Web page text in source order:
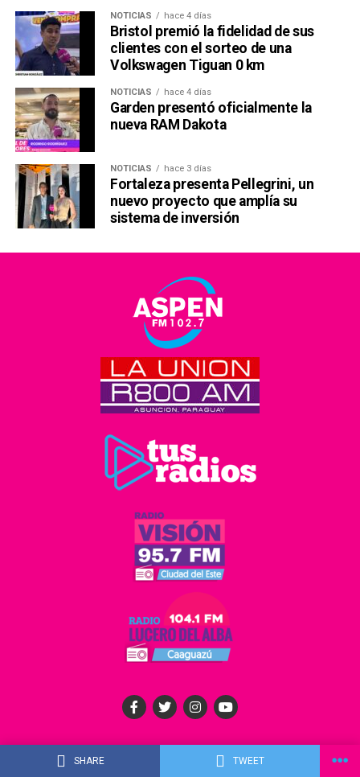
SHARE TWEET
NOTICIAS hace 4 días
Bristol premió la fidelidad de sus
clientes con el sorteo de una
Volkswagen Tiguan 0 km
NOTICIAS hace 4 días
Garden presentó oficialmente la
nueva RAM Dakota
NOTICIAS hace 3 días
Fortaleza presenta Pellegrini, un
nuevo proyecto que amplía su
sistema de inversión